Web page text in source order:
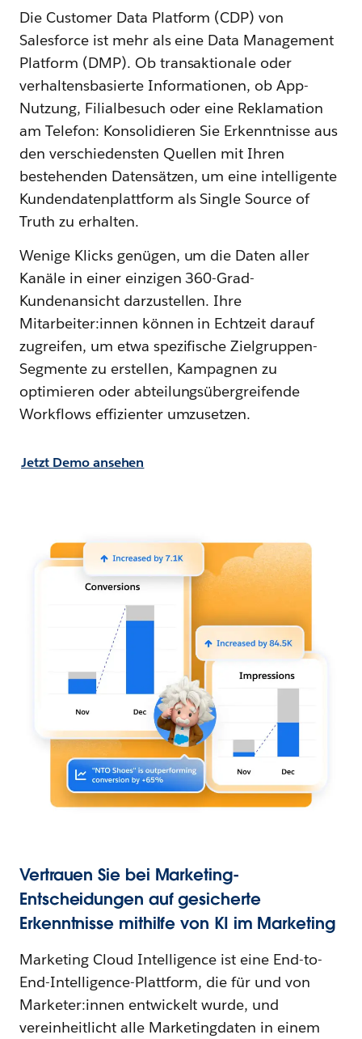
Die Customer Data Platform (CDP) von
Salesforce ist mehr als eine Data Management
Platform (DMP). Ob transaktionale oder
verhaltensbasierte Informationen, ob App-
Nutzung, Filialbesuch oder eine Reklamation
am Telefon: Konsolidieren Sie Erkenntnisse aus
den verschiedensten Quellen mit Ihren
bestehenden Datensätzen, um eine intelligente
Kundendatenplattform als Single Source of
Truth zu erhalten.
Wenige Klicks genügen, um die Daten aller
Kanäle in einer einzigen 360-Grad-
Kundenansicht darzustellen. Ihre
Mitarbeiter:innen können in Echtzeit darauf
zugreifen, um etwa spezifische Zielgruppen-
Segmente zu erstellen, Kampagnen zu
optimieren oder abteilungsübergreifende
Workflows effizienter umzusetzen.
Jetzt Demo ansehen
Vertrauen Sie bei Marketing-
Entscheidungen auf gesicherte
Erkenntnisse mithilfe von KI im Marketing
Marketing Cloud Intelligence ist eine End-to-
End-Intelligence-Plattform, die für und von
Marketer:innen entwickelt wurde, und
vereinheitlicht alle Marketingdaten in einem